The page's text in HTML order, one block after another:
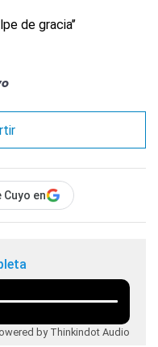
en
by Thinkindot Audio